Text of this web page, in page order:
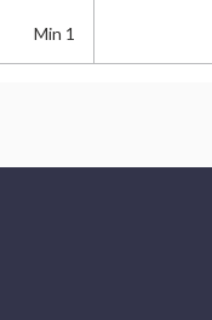
Min 1